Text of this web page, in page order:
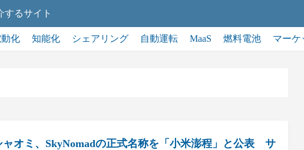
するサイト
化 知能化 シェアリング 自動運転 MaaS 燃料電池 マーケ
ャオミ、SkyNomadの正式名称を「小米澎程」と公表 サ